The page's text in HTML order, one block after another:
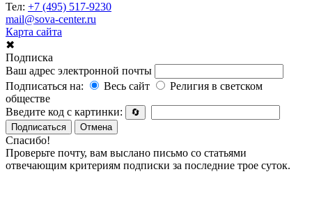
Тел: +7 (495) 517-9230
mail@sova-center.ru
Карта сайта
✖
Подписка
Ваш адрес электронной почты
Подписаться на:
Весь сайт
Религия в светском
обществе
Введите код с картинки:
🔄
Подписаться
Отмена
Спасибо!
Проверьте почту, вам выслано письмо со статьями
отвечающим критериям подписки за последние трое суток.